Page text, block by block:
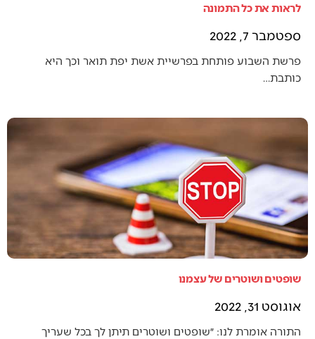
לראות את כל התמונה
ספטמבר 7, 2022
פרשת השבוע פותחת בפרשיית אשת יפת תואר וכך היא
כותבת…
שופטים ושוטרים של עצמנו
אוגוסט 31, 2022
התורה אומרת לנו: ״שופטים ושוטרים תיתן לך בכל שעריך